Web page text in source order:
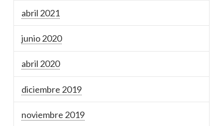
abril 2021
junio 2020
abril 2020
diciembre 2019
noviembre 2019